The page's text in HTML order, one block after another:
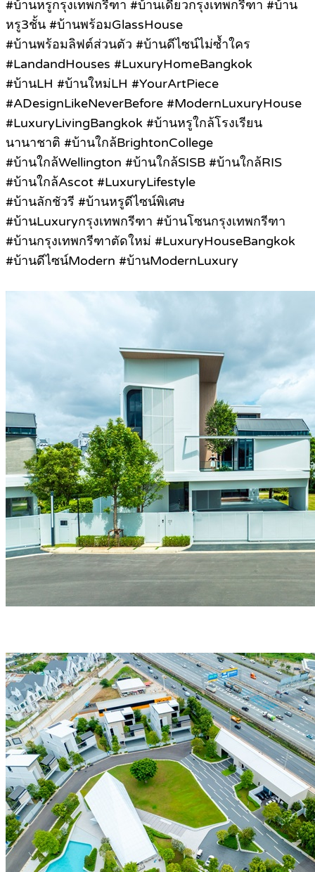
#บ้านหรูกรุงเทพกรีฑา #บ้านเดี่ยวกรุงเทพกรีฑา #บ้าน
หรู3ชั้น #บ้านพร้อมGlassHouse
#บ้านพร้อมลิฟต์ส่วนตัว #บ้านดีไซน์ไม่ซ้ำใคร
#LandandHouses #LuxuryHomeBangkok
#บ้านLH #บ้านใหม่LH #YourArtPiece
#ADesignLikeNeverBefore #ModernLuxuryHouse
#LuxuryLivingBangkok #บ้านหรูใกล้โรงเรียน
นานาชาติ #บ้านใกล้BrightonCollege
#บ้านใกล้Wellington #บ้านใกล้SISB #บ้านใกล้RIS
#บ้านใกล้Ascot #LuxuryLifestyle
#บ้านลักชัวรี #บ้านหรูดีไซน์พิเศษ
#บ้านLuxuryกรุงเทพกรีฑา #บ้านโซนกรุงเทพกรีฑา
#บ้านกรุงเทพกรีฑาตัดใหม่ #LuxuryHouseBangkok
#บ้านดีไซน์Modern #บ้านModernLuxury